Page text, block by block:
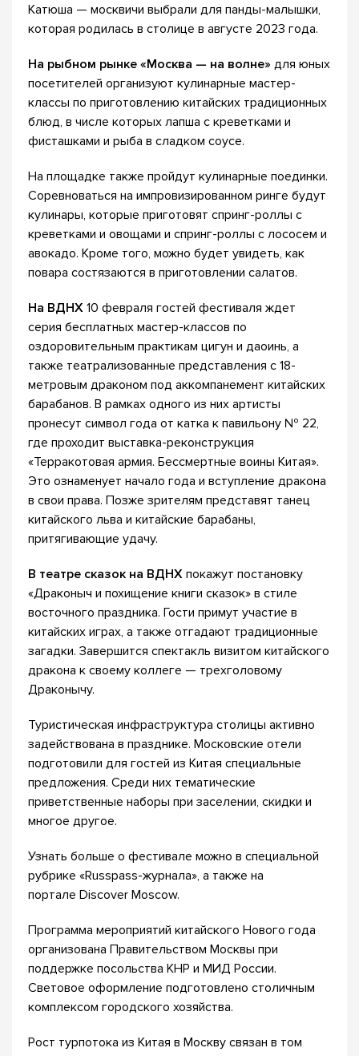
Катюша — москвичи выбрали для панды-малышки,
которая родилась в столице в августе 2023 года.
На рыбном рынке «Москва — на волне» для юных
посетителей организуют кулинарные мастер-
классы по приготовлению китайских традиционных
блюд, в числе которых лапша с креветками и
фисташками и рыба в сладком соусе.
На площадке также пройдут кулинарные поединки.
Соревноваться на импровизированном ринге будут
кулинары, которые приготовят спринг-роллы с
креветками и овощами и спринг-роллы с лососем и
авокадо. Кроме того, можно будет увидеть, как
повара состязаются в приготовлении салатов.
На ВДНХ 10 февраля гостей фестиваля ждет
серия бесплатных мастер-классов по
оздоровительным практикам цигун и даоинь, а
также театрализованные представления с 18-
метровым драконом под аккомпанемент китайских
барабанов. В рамках одного из них артисты
пронесут символ года от катка к павильону № 22,
где проходит выставка-реконструкция
«Терракотовая армия. Бессмертные воины Китая».
Это ознаменует начало года и вступление дракона
в свои права. Позже зрителям представят танец
китайского льва и китайские барабаны,
притягивающие удачу.
В театре сказок на ВДНХ покажут постановку
«Драконыч и похищение книги сказок» в стиле
восточного праздника. Гости примут участие в
китайских играх, а также отгадают традиционные
загадки. Завершится спектакль визитом китайского
дракона к своему коллеге — трехголовому
Драконычу.
Туристическая инфраструктура столицы активно
задействована в празднике. Московские отели
подготовили для гостей из Китая специальные
предложения. Среди них тематические
приветственные наборы при заселении, скидки и
многое другое.
Узнать больше о фестивале можно в специальной
рубрике «Russpass-журнала», а также на
портале Discover Moscow.
Программа мероприятий китайского Нового года
организована Правительством Москвы при
поддержке посольства КНР и МИД России.
Световое оформление подготовлено столичным
комплексом городского хозяйства.
Рост турпотока из Китая в Москву связан в том